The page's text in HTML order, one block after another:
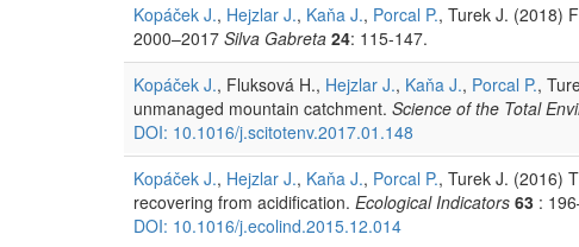
Kopáček J., Hejzlar J., Kaňa J., Porcal P., Turek J. (2018)
2000–2017 Silva Gabreta 24: 115-147.
Kopáček J., Fluksová H., Hejzlar J., Kaňa J., Porcal P.,
unmanaged mountain catchment. Science of the Total
DOI: 10.1016/j.scitotenv.2017.01.148
Kopáček J., Hejzlar J., Kaňa J., Porcal P., Turek J. (2016)
recovering from acidification. Ecological Indicators 63 :
DOI: 10.1016/j.ecolind.2015.12.014